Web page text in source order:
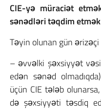
CIE-yə müraciət
sənədləri təqdim etmək
Təyin olunan gün
– əvvəlki şəxsiyyət
edən sənəd
üçün CIE tələb
də şəxsiyyəti təsdiq